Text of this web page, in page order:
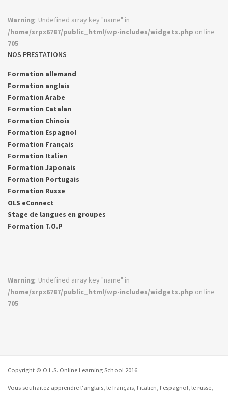
Warning: Undefined array key "name" in
/home/srpx6787/public_html/wp-includes/widgets.php on line
705
NOS PRESTATIONS
Formation allemand
Formation anglais
Formation Arabe
Formation Catalan
Formation Chinois
Formation Espagnol
Formation Français
Formation Italien
Formation Japonais
Formation Portugais
Formation Russe
OLS eConnect
Stage de langues en groupes
Formation T.O.P
Warning: Undefined array key "name" in
/home/srpx6787/public_html/wp-includes/widgets.php on line
705
Copyright © O.L.S. Online Learning School 2016.
Vous souhaitez apprendre l'anglais, le français, l'italien, l'espagnol, le russe,